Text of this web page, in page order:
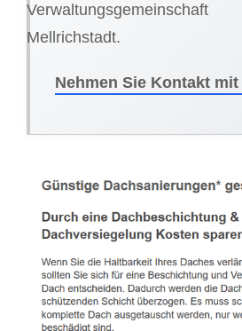
Verwaltungsgemeinschaft
Mellrichstadt.
Nehmen Sie Kontakt